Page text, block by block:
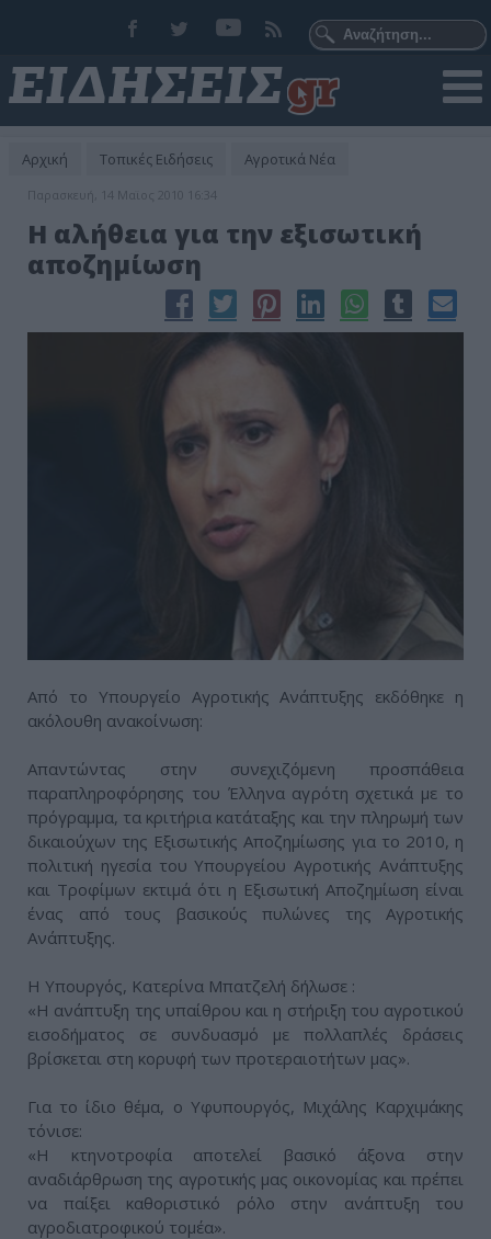
Αρχική Τοπικές Ειδήσεις Αγροτικά Νέα
Παρασκευή, 14 Μαϊος 2010 16:34
Η αλήθεια για την εξισωτική
αποζημίωση
Από το Υπουργείο Αγροτικής Ανάπτυξης εκδόθηκε η
ακόλουθη ανακοίνωση:
Απαντώντας στην συνεχιζόμενη προσπάθεια
παραπληροφόρησης του Έλληνα αγρότη σχετικά με το
πρόγραμμα, τα κριτήρια κατάταξης και την πληρωμή των
δικαιούχων της Εξισωτικής Αποζημίωσης για το 2010, η
πολιτική ηγεσία του Υπουργείου Αγροτικής Ανάπτυξης
και Τροφίμων εκτιμά ότι η Εξισωτική Αποζημίωση είναι
ένας από τους βασικούς πυλώνες της Αγροτικής
Ανάπτυξης.
Η Υπουργός, Κατερίνα Μπατζελή δήλωσε :
«Η ανάπτυξη της υπαίθρου και η στήριξη του αγροτικού
εισοδήματος σε συνδυασμό με πολλαπλές δράσεις
βρίσκεται στη κορυφή των προτεραιοτήτων μας».
Για το ίδιο θέμα, ο Υφυπουργός, Μιχάλης Καρχιμάκης
τόνισε:
«Η κτηνοτροφία αποτελεί βασικό άξονα στην
αναδιάρθρωση της αγροτικής μας οικονομίας και πρέπει
να παίξει καθοριστικό ρόλο στην ανάπτυξη του
αγροδιατροφικού τομέα».